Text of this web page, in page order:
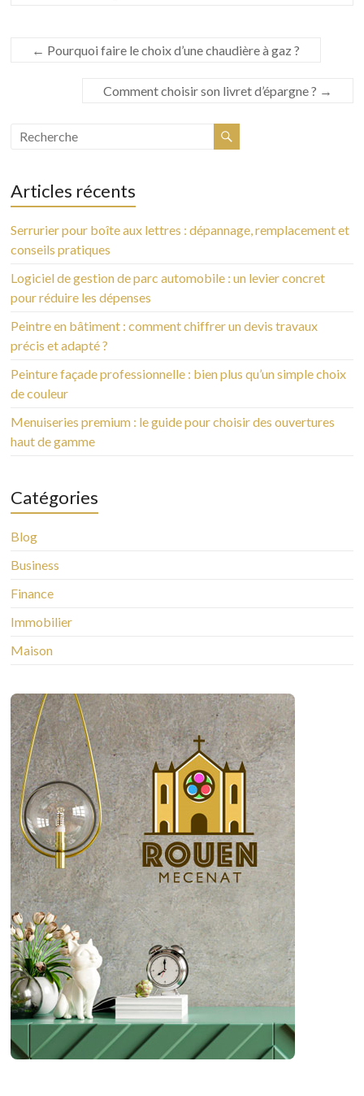
← Pourquoi faire le choix d’une chaudière à gaz ?
Comment choisir son livret d’épargne ? →
Articles récents
Serrurier pour boîte aux lettres : dépannage, remplacement et
conseils pratiques
Logiciel de gestion de parc automobile : un levier concret
pour réduire les dépenses
Peintre en bâtiment : comment chiffrer un devis travaux
précis et adapté ?
Peinture façade professionnelle : bien plus qu’un simple choix
de couleur
Menuiseries premium : le guide pour choisir des ouvertures
haut de gamme
Catégories
Blog
Business
Finance
Immobilier
Maison